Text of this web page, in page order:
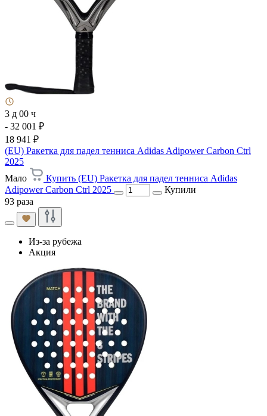
3 д 00 ч
- 32 001 ₽
18 941 ₽
(EU) Ракетка для падел тенниса Adidas Adipower Carbon Ctrl
2025
Мало
Купить (EU) Ракетка для падел тенниса Adidas
Adipower Carbon Ctrl 2025
Купили
93 раза
Из-за рубежа
Акция